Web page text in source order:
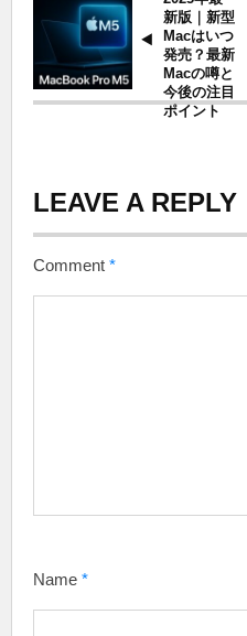
新版｜新型
Macはいつ
発売？最新
Macの噂と
今後の注目
ポイント
LEAVE A REPLY
Comment *
Name *